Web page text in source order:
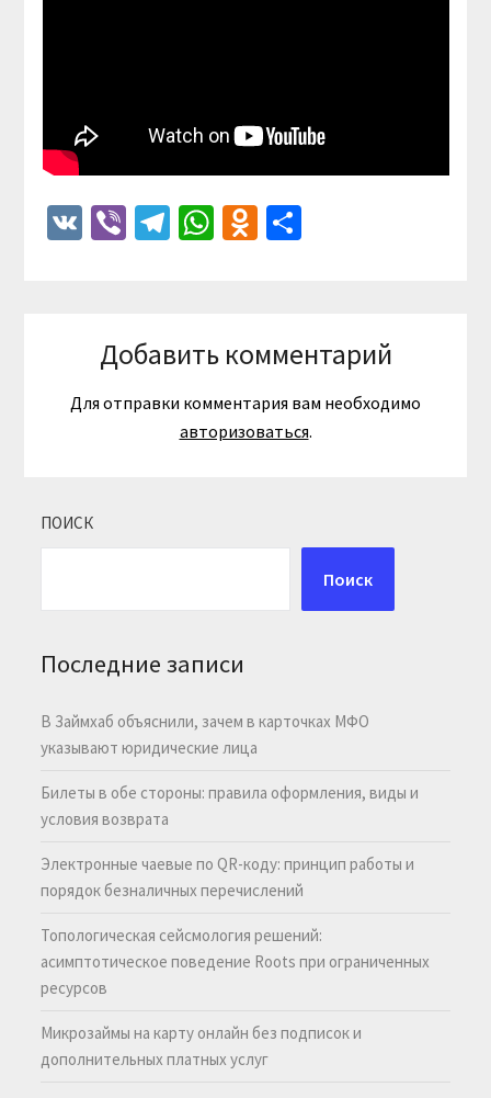
VKViberTelegram
WhatsApp
Odnoklassniki
Отправить
Добавить комментарий
Для отправки комментария вам необходимо
авторизоваться.
ПОИСК
Поиск
Последние записи
В Займхаб объяснили, зачем в карточках МФО
указывают юридические лица
Билеты в обе стороны: правила оформления, виды и
условия возврата
Электронные чаевые по QR-коду: принцип работы и
порядок безналичных перечислений
Топологическая сейсмология решений:
асимптотическое поведение Roots при ограниченных
ресурсов
Микрозаймы на карту онлайн без подписок и
дополнительных платных услуг